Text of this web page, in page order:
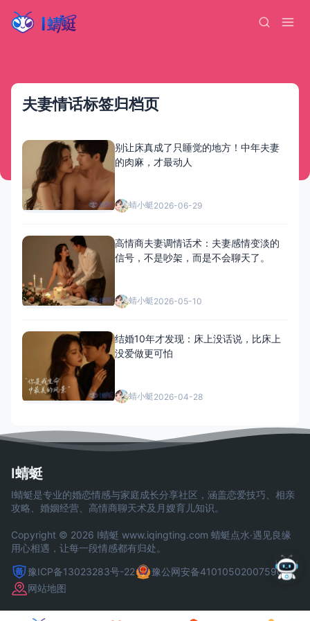
夫妻情话标签归档页
别让床真成了只睡觉的地方！中年夫妻
的肉麻，才最动人
蜻小蜓2026-06-29
高情商夫妻调情话术：夫妻感情变淡的
信号，不是吵架，而是不会聊天了。
蜻小蜓2026-05-10
结婚10年才发现：床上没话说，比床上
没爱做更可怕
蜻小蜓2026-04-28
I蜻蜓
I蜻蜓是专业的婚恋情感与家庭成长分享社区，涵盖恋爱技巧、相亲
攻略、婚姻经营、高情商聊天术及月嫂育儿知识。
Copyright © 2026 I蜻蜓 www.iqingting.com 蜻蜓点水·遇见良缘
用心相遇，让每一段情感都有归处。
豫ICP备13023283号-22
豫公网安备41010502007590号
网站地图